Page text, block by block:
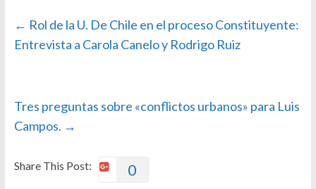
← Rol de la U. De Chile en el proceso Constituyente:
Entrevista a Carola Canelo y Rodrigo Ruiz
Tres preguntas sobre «conflictos urbanos» para Luis
Campos. →
Share This Post: 0